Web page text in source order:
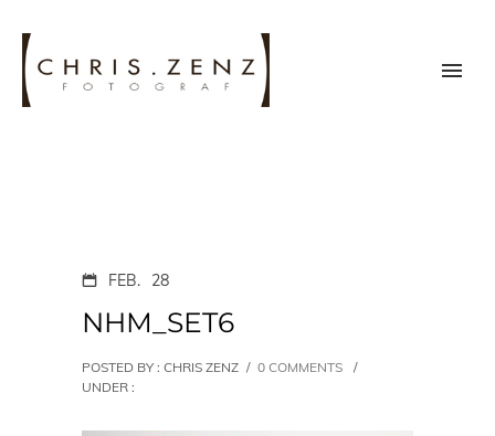
FEB. 28
NHM_SET6
POSTED BY : CHRIS ZENZ / 0 COMMENTS
/
UNDER :